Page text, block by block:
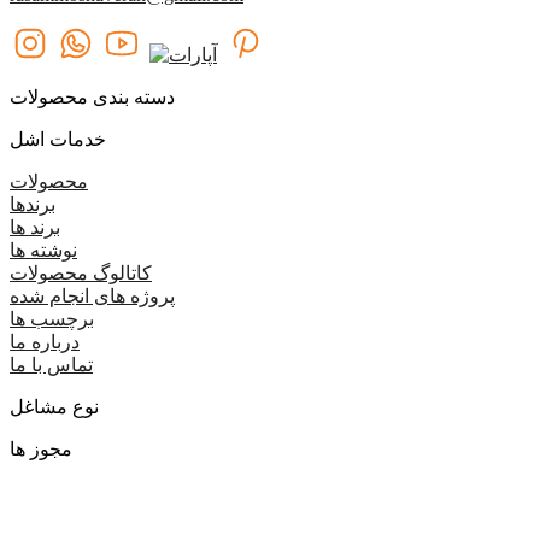
دسته بندی محصولات
خدمات اشل
محصولات
برندها
برند ها
نوشته ها
کاتالوگ محصولات
پروژه های انجام شده
برچسب ها
درباره ما
تماس با ما
نوع مشاغل
مجوز ها